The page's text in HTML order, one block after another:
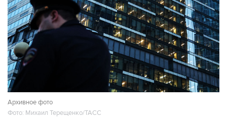
Архивное фото
Фото: Михаил Терещенко/ТАСС